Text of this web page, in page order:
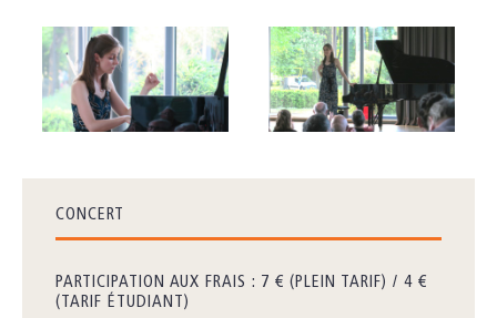
CONCERT
PARTICIPATION AUX FRAIS : 7 € (PLEIN TARIF) / 4 €
(TARIF ÉTUDIANT)